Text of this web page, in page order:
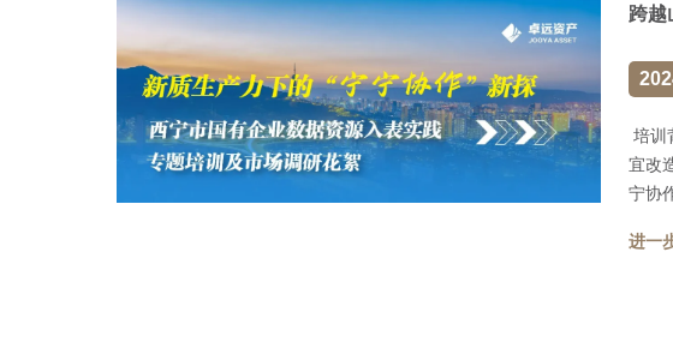
跨越
培训
宜改
宁协
进一